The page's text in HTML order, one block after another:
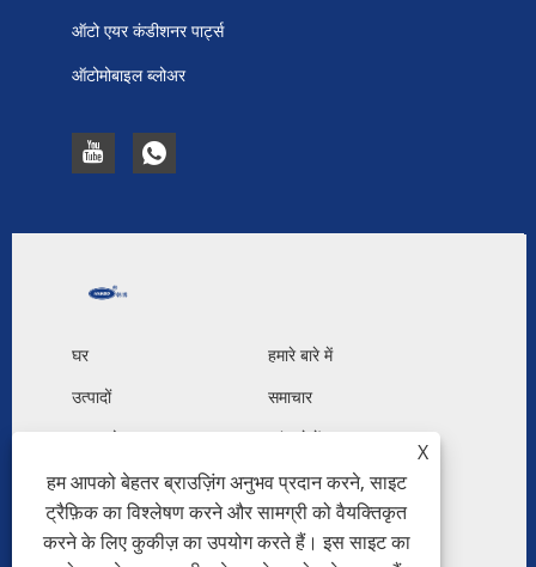
ऑटो एयर कंडीशनर पार्ट्स
ऑटोमोबाइल ब्लोअर
घर
हमारे बारे में
उत्पादों
समाचार
डाउनलोड करना
जांच भेजें
हमसे संपर्क करें
कॉपीराइट © 2023 गुआंगज़ौ हनबो ऑटोमोटिव पार्ट्स कं, लिमिटेड -
X
हम आपको बेहतर ब्राउज़िंग अनुभव प्रदान करने, साइट
ट्रैफ़िक का विश्लेषण करने और सामग्री को वैयक्तिकृत
करने के लिए कुकीज़ का उपयोग करते हैं। इस साइट का